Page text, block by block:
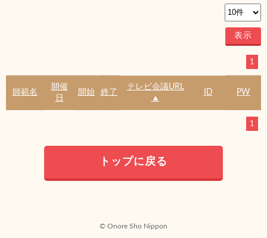
1
師範名
開催
日
開始 終了
テレビ会議URL
▲
ID PW
1
トップに戻る
© Onore Sho Nippon